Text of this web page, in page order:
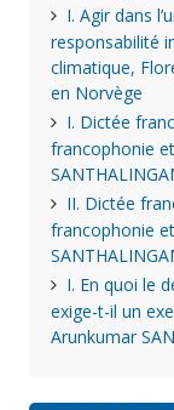
I. Agir dans
responsabilité
climatique,
en Norvège
I. Dictée
francophonie
II. Dictée
francophonie
I. En quoi le
exige-t-il un
Arunkumar